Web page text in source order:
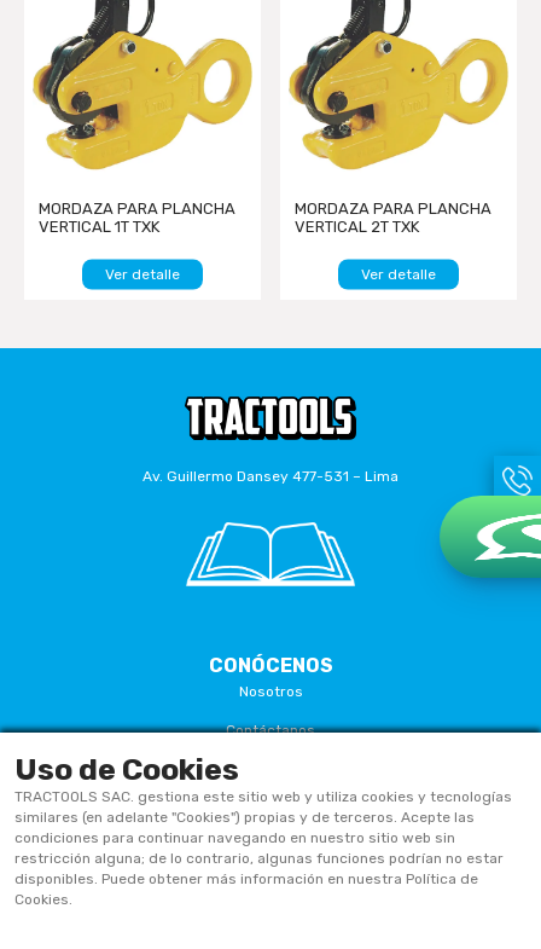
MORDAZA PARA PLANCHA
VERTICAL 1T TXK
Ver detalle
MORDAZA PARA PLANCHA
VERTICAL 2T TXK
Ver detalle
Av. Guillermo Dansey 477-531 – Lima
CONÓCENOS
Nosotros
Contáctanos
Términos Y Condiciones
Políticas De Privacidad
Políticas De Cookies
Preguntas Frecuentes
Uso de Cookies
TRACTOOLS SAC. gestiona este sitio web y utiliza cookies y tecnologías
similares (en adelante "Cookies") propias y de terceros. Acepte las
condiciones para continuar navegando en nuestro sitio web sin
restricción alguna; de lo contrario, algunas funciones podrían no estar
disponibles. Puede obtener más información en nuestra Política de
Cookies.